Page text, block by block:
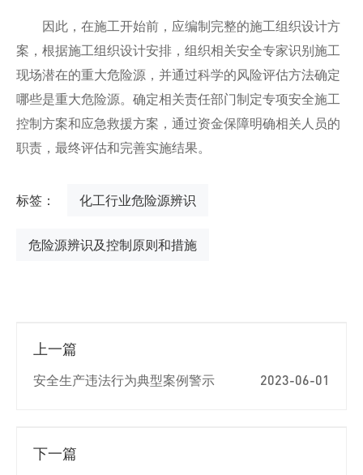
因此，在施工开始前，应编制完整的施工组织设计方
案，根据施工组织设计安排，组织相关安全专家识别施工
现场潜在的重大危险源，并通过科学的风险评估方法确定
哪些是重大危险源。确定相关责任部门制定专项安全施工
控制方案和应急救援方案，通过资金保障明确相关人员的
职责，最终评估和完善实施结果。
标签： 化工行业危险源辨识
危险源辨识及控制原则和措施
上一篇
安全生产违法行为典型案例警示 2023-06-01
下一篇